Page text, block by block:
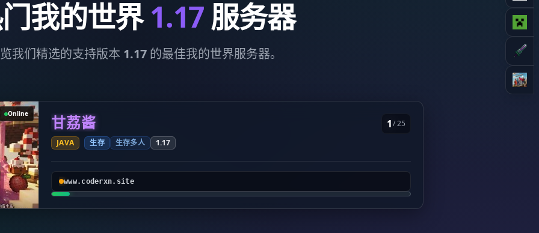
我的世界1.17 服务器
我们精选的支持版本 1.17的最佳我的世界服务器。
Online 甘荔酱
JAVA 生存 生存多人 1.17
1/ 25
www.coderxn.site